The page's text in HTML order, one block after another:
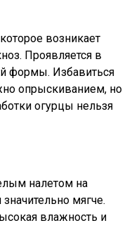
возникает
Проявляется в
формы. Избавиться
опрыскиванием, но
огурцы нельзя
налетом на
значительно мягче.
влажность и